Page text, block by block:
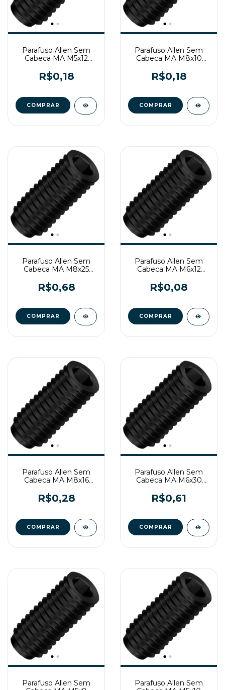
Parafuso Allen Sem
Cabeca MA M5x12
R$0,18
Parafuso Allen Sem
Cabeca MA M8x10
R$0,18
Parafuso Allen Sem
Cabeca MA M8x25
R$0,68
Parafuso Allen Sem
Cabeca MA M6x12
R$0,08
Parafuso Allen Sem
Cabeca MA M8x16
R$0,28
Parafuso Allen Sem
Cabeca MA M6x30
R$0,61
Parafuso Allen Sem
Parafuso Allen Sem